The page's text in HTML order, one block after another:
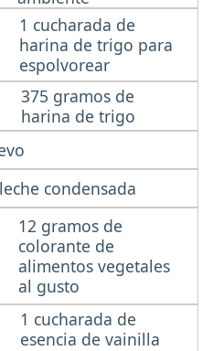
1 cucharada de
harina de trigo para
espolvorear
375 gramos de
harina de trigo
condensada
12 gramos de
colorante de
alimentos vegetales
al gusto
1 cucharada de
esencia de vainilla